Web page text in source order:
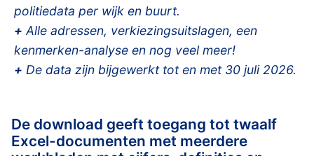
politiedata per wijk en buurt.
+ Alle adressen, verkiezingsuitslagen, een
kenmerken-analyse en nog veel meer!
+ De data zijn bijgewerkt tot en met 30 juli 2026.
De download geeft toegang tot twaalf
Excel-documenten met meerdere